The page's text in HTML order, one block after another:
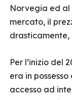
Norvegia ed al
mercato, il
drasticamente,
Per l’inizio del
era in
accesso ad